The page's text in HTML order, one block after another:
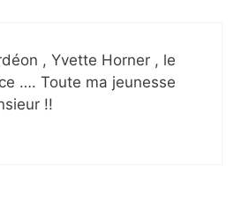
, Yvette Horner , le
…. Toute ma jeunesse
!!